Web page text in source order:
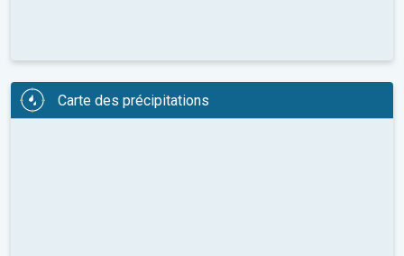
Carte des précipitations